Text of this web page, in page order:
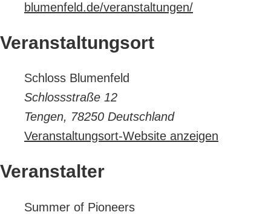
blumenfeld.de/veranstaltungen/
Veranstaltungsort
Schloss Blumenfeld
Schlossstraße 12
Tengen, 78250 Deutschland
Veranstaltungsort-Website anzeigen
Veranstalter
Summer of Pioneers